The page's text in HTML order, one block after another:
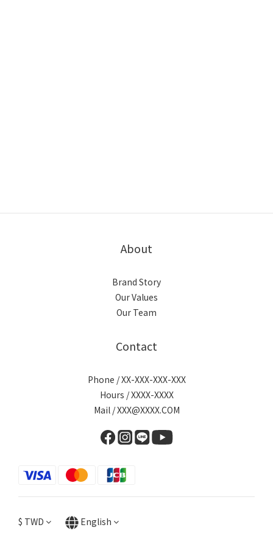
About
Brand Story
Our Values
Our Team
Contact
Phone / XX-XXX-XXX-XXX
Hours / XXXX-XXXX
Mail / XXX@XXXX.COM
$ TWD English